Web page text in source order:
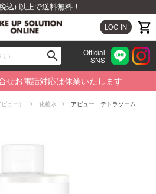
込) 以上で送料無料！
LOG IN
search Official
SNS
せお電話対応は休業いたします
ュー） 化粧水
アピュー テトラソーム